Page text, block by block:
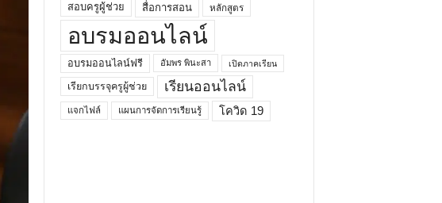
สอบครูผู้ช่วย
สื่อการสอน หลักสูตร
อบรมออนไลน์
อบรมออนไลน์ฟรี อัมพร พินะสา เปิดภาคเรียน
เรียกบรรจุครูผู้ช่วย เรียนออนไลน์
แจกไฟล์ แผนการจัดการเรียนรู้ โควิด 19